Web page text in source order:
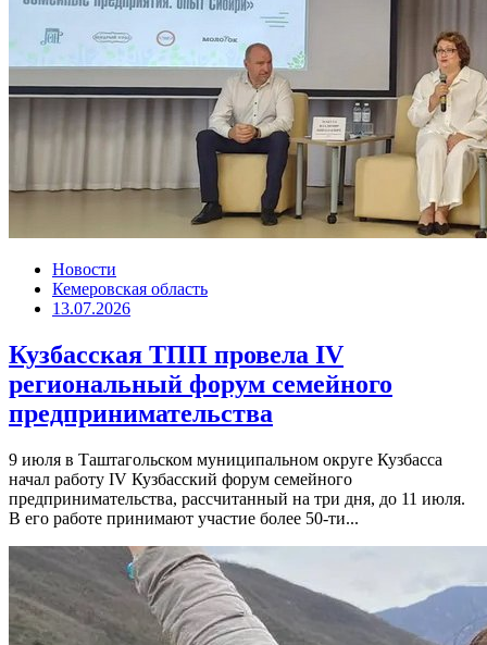
Новости
Кемеровская область
13.07.2026
Кузбасская ТПП провела IV
региональный форум семейного
предпринимательства
9 июля в Таштагольском муниципальном округе Кузбасса
начал работу IV Кузбасский форум семейного
предпринимательства, рассчитанный на три дня, до 11 июля.
В его работе принимают участие более 50-ти...